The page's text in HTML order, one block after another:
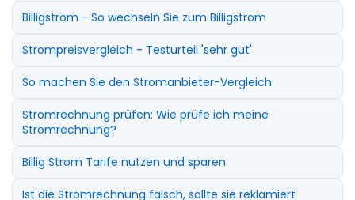
Billigstrom - So wechseln Sie zum Billigstrom
Strompreisvergleich - Testurteil 'sehr gut'
So machen Sie den Stromanbieter-Vergleich
Stromrechnung prüfen: Wie prüfe ich meine
Stromrechnung?
Billig Strom Tarife nutzen und sparen
Ist die Stromrechnung falsch, sollte sie reklamiert